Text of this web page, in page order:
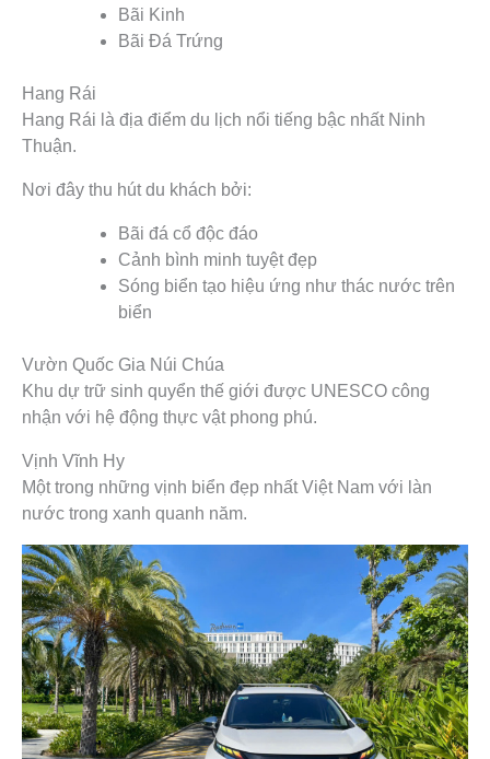
Bãi Kinh
Bãi Đá Trứng
Hang Rái
Hang Rái là địa điểm du lịch nổi tiếng bậc nhất Ninh
Thuận.
Nơi đây thu hút du khách bởi:
Bãi đá cổ độc đáo
Cảnh bình minh tuyệt đẹp
Sóng biển tạo hiệu ứng như thác nước trên
biển
Vườn Quốc Gia Núi Chúa
Khu dự trữ sinh quyển thế giới được UNESCO công
nhận với hệ động thực vật phong phú.
Vịnh Vĩnh Hy
Một trong những vịnh biển đẹp nhất Việt Nam với làn
nước trong xanh quanh năm.